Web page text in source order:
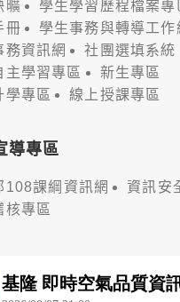
曠
學生學習歷程檔案專
冊
學生事務與轉導工作
務資訊網
社團選填系統
主學習專區
新生專區
學專區
線上授課專區
導專區
108課綱資訊網
資訊安
核專區